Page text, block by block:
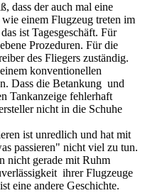
dass der auch mal eine
einem Flugzeug treten im
ist Tagesgeschäft. Für
Prozeduren. Für die
des Fliegers zuständig.
konventionellen
Dass die Betankung und
Tankanzeige fehlerhaft
nicht in die Schuhe
ist unredlich und hat mit
passieren" nicht viel zu tun.
nicht gerade mit Ruhm
ihrer Flugzeuge
eine andere Geschichte.